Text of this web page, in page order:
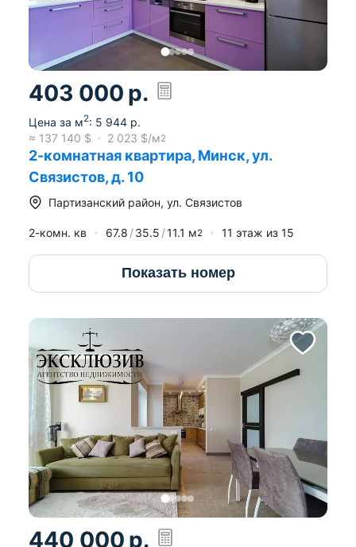
403 000 р.
Цена за м2: 5 944 р.
≈ 137 140 $ 2 023 $/м2
2-комнатная квартира, Минск, ул.
Связистов, д. 10
Партизанский район, ул. Связистов
2-комн. кв 67.8 35.5 11.1 м2 11 этаж из 15
Показать номер
440 000 р.